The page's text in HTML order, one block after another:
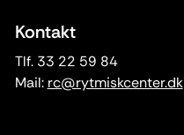
Kontakt
Tlf. 33 22 59 84
Mail: rc@rytmiskcenter.dk